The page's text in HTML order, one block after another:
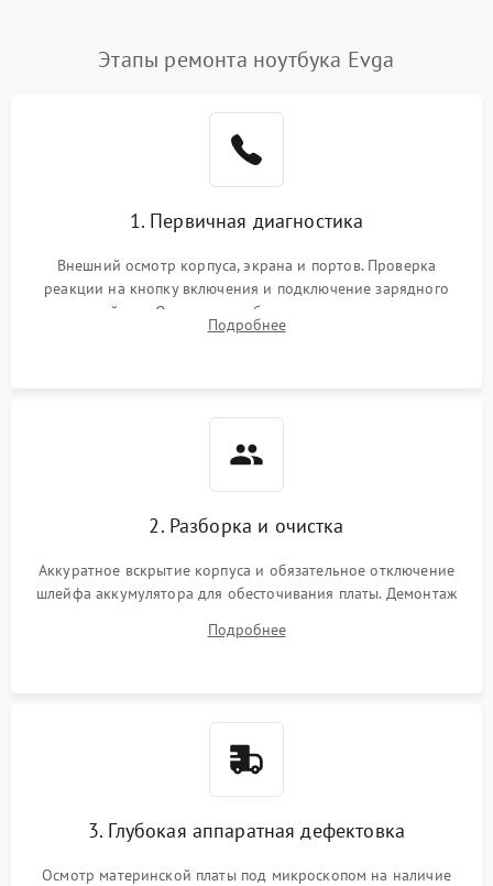
Этапы ремонта ноутбука Evga
1. Первичная диагностика
Внешний осмотр корпуса, экрана и портов. Проверка
реакции на кнопку включения и подключение зарядного
устройства. Оценка потребления тока с помощью
лабораторного блока питания для локализации проблемы.
Подробнее
2. Разборка и очистка
Аккуратное вскрытие корпуса и обязательное отключение
шлейфа аккумулятора для обесточивания платы. Демонтаж
высохшей термопасты с кристаллов чипов.
Подробнее
3. Глубокая аппаратная дефектовка
Осмотр материнской платы под микроскопом на наличие